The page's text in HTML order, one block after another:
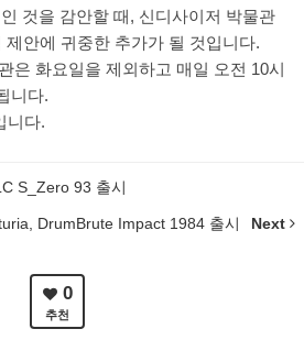
것을 감안할 때, 신디사이저 박물관
안에 귀중한 추가가 될 것입니다.
은 화요일을 제외하고 매일 오전 10시
니다.
니다.
S_Zero 93 출시
DrumBrute Impact 1984 출시 Next
0
추천